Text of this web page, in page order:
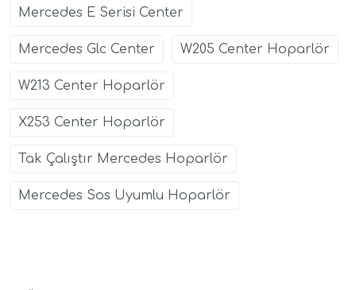
Mercedes E Serisi Center
Mercedes Glc Center W205 Center Hoparlör
W213 Center Hoparlör
X253 Center Hoparlör
Tak Çalıştır Mercedes Hoparlör
Mercedes Sos Uyumlu Hoparlör